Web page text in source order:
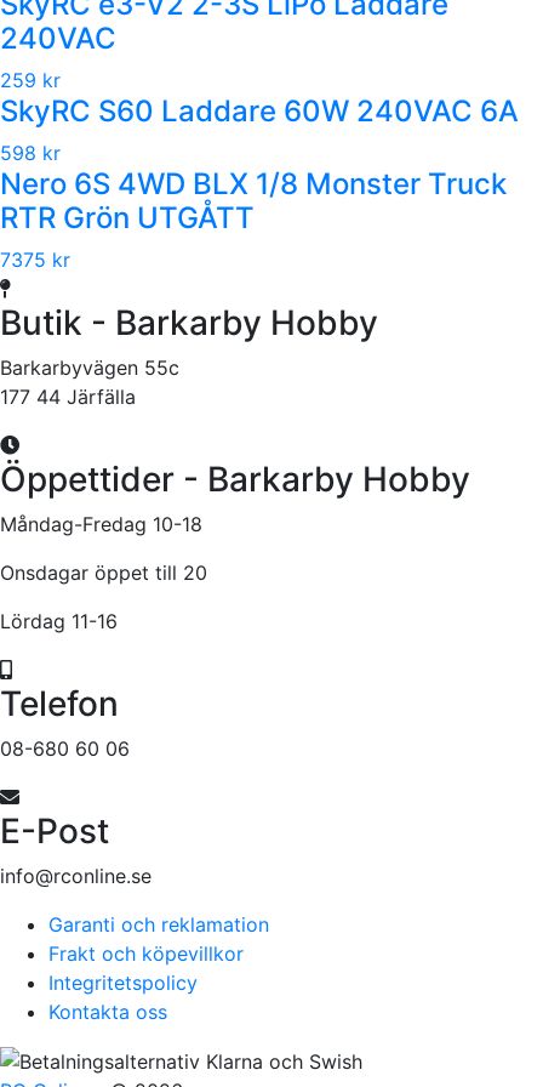
240VAC
259 kr
SkyRC S60 Laddare 60W 240VAC 6A
598 kr
Nero 6S 4WD BLX 1/8 Monster Truck
RTR Grön UTGÅTT
7375 kr
Butik - Barkarby Hobby
Barkarbyvägen 55c
177 44 Järfälla
Öppettider - Barkarby Hobby
Måndag-Fredag 10-18
Onsdagar öppet till 20
Lördag 11-16
Telefon
08-680 60 06
E-Post
info@rconline.se
Garanti och reklamation
Frakt och köpevillkor
Integritetspolicy
Kontakta oss